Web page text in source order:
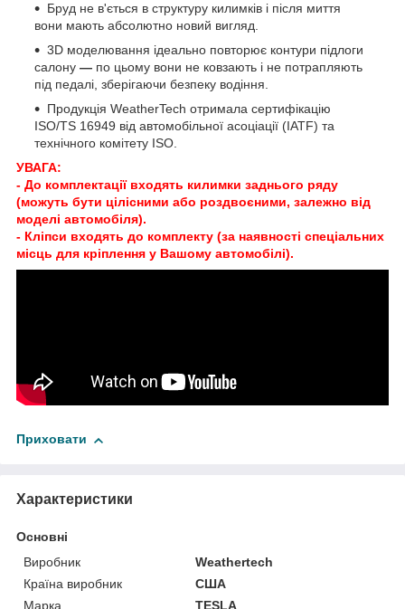
Бруд не в'ється в структуру килимків і після миття
вони мають абсолютно новий вигляд.
3D моделювання ідеально повторює контури підлоги
салону — по цьому вони не ковзають і не потрапляють
під педалі, зберігаючи безпеку водіння.
Продукція WeatherTech отримала сертифікацію
ISO/TS 16949 від автомобільної асоціації (IATF) та
технічного комітету ISO.
УВАГА:
- До комплектації входять килимки заднього ряду
(можуть бути цілісними або роздвоєними, залежно від
моделі автомобіля).
- Кліпси входять до комплекту (за наявності спеціальних
місць для кріплення у Вашому автомобілі).
Приховати
Характеристики
Основні
Виробник
Weathertech
Країна виробник
США
Марка
TESLA